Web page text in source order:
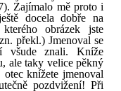
Zajímalo mě proto i
docela dobře na
kterého obrázek jste
překl.) Jmenoval se
všude znali. Kníže
ale taky velice pěkný
knížete jmenoval
pozdvižení! Při